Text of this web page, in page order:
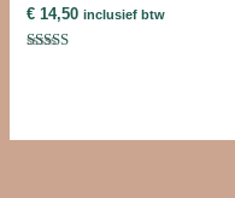
€ 14,50 inclusief btw